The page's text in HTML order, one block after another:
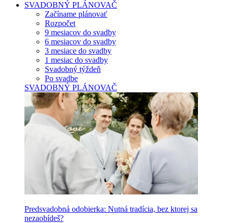
SVADOBNÝ PLÁNOVAČ
Začíname plánovať
Rozpočet
9 mesiacov do svadby
6 mesiacov do svadby
3 mesiace do svadby
1 mesiac do svadby
Svadobný týždeň
Po svadbe
SVADOBNÝ PLÁNOVAČ
Predsvadobná odobierka: Nutná tradícia, bez ktorej sa
nezaobídeš?